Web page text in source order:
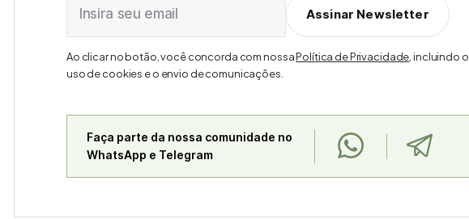
Insira seu email Assinar Newsletter
Ao clicar no botão, você concorda com nossaPolítica de Privacidade , incluindo o
uso de cookies e o envio de comunicações.
Faça parte da nossa comunidade no
WhatsApp e Telegram